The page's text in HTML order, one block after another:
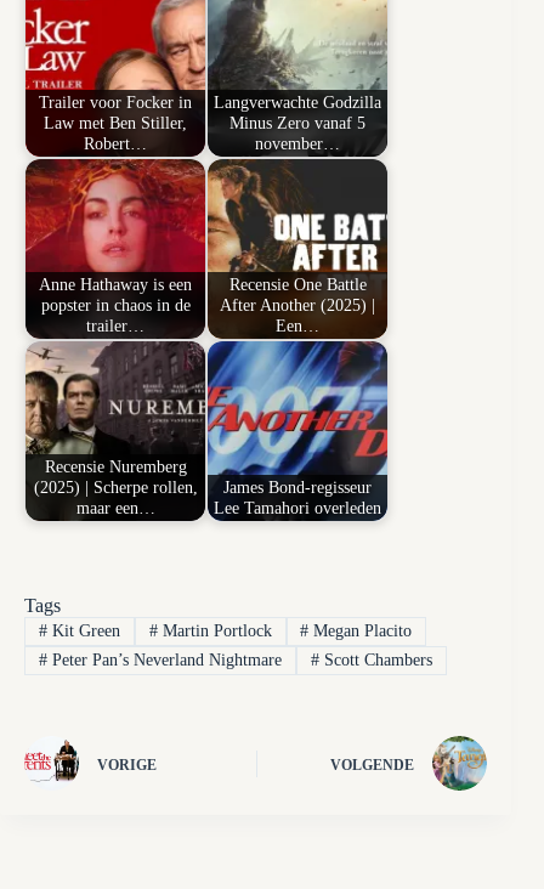
Trailer voor Focker in
Law met Ben Stiller,
Robert…
Langverwachte Godzilla
Minus Zero vanaf 5
november…
Anne Hathaway is een
popster in chaos in de
trailer…
Recensie One Battle
After Another (2025) |
Een…
Recensie Nuremberg
(2025) | Scherpe rollen,
maar een…
James Bond-regisseur
Lee Tamahori overleden
Tags
#Kit Green #Martin Portlock # Megan Placito
#Peter Pan’s Neverland Nightmare #Scott Chambers
VORIGE VOLGENDE